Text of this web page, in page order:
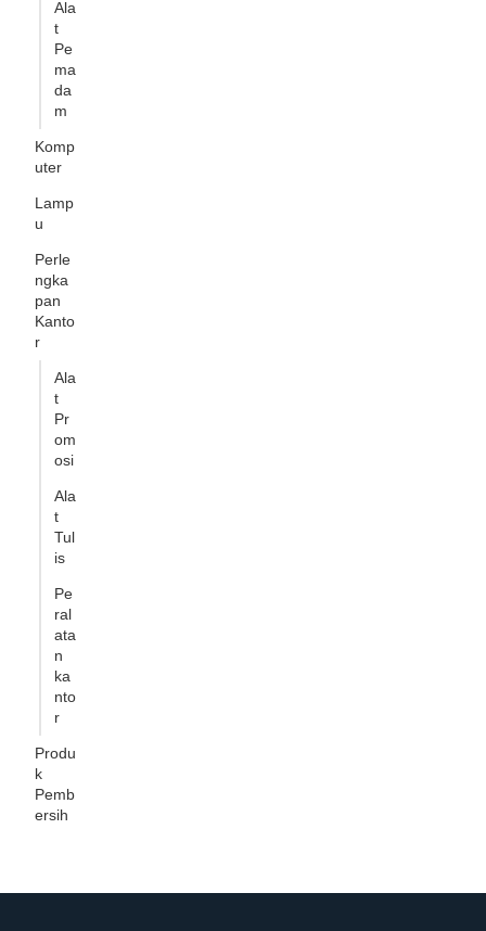
Ala
t
Pe
ma
da
m
Komp
uter
Lamp
u
Perle
ngka
pan
Kanto
r
Ala
t
Pr
om
osi
Ala
t
Tul
is
Pe
ral
ata
n
ka
nto
r
Produ
k
Pemb
ersih